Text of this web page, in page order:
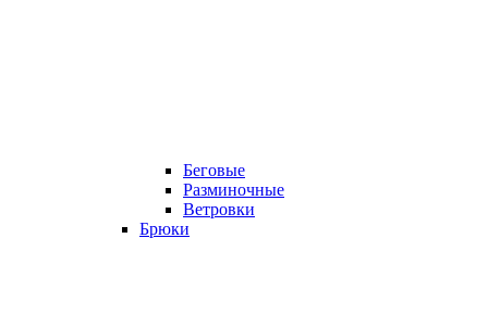
Беговые
Разминочные
Ветровки
Брюки